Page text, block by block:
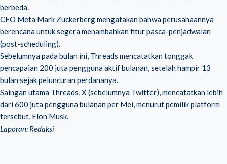
berbeda.
CEO Meta Mark Zuckerbergmengatakan bahwa perusahaannya
berencana untuk segera menambahkan fitur pasca-penjadwalan
(post-scheduling).
Sebelumnya pada bulan ini, Threads mencatatkan tonggak
pencapaian 200 juta pengguna aktif bulanan, setelah hampir 13
bulan sejak peluncuran perdananya.
Saingan utama Threads, X (sebelumnya Twitter), mencatatkan lebih
dari 600 juta pengguna bulanan per Mei, menurut pemilik platform
tersebut, Elon Musk.
Laporan: Redaksi